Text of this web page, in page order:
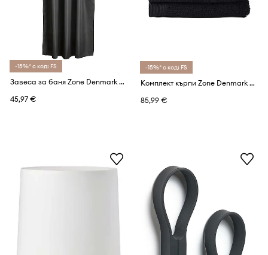
-15%* с код: FS
Завеса за баня Zone Denmark Lux
45,97 €
-15%* с код: FS
Комплект кърпи Zone Denmark od 50 do 140 cm (4 броя)
85,99 €